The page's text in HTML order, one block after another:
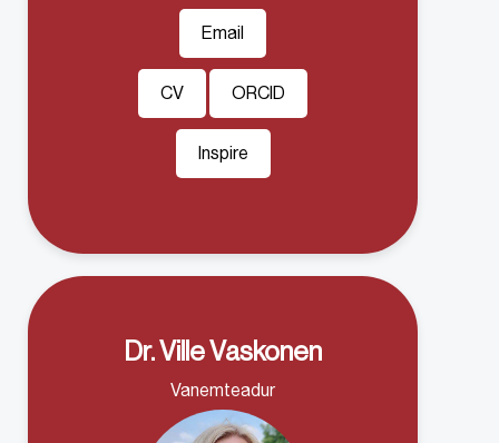
Email
CV ORCID
Inspire
Dr. Ville Vaskonen
Vanemteadur